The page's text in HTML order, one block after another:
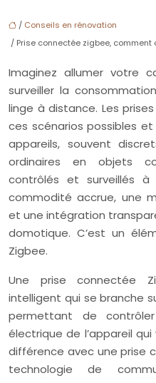
/ Conseils en rénovation
/ Prise connectée zigbee, comment
Imaginez allumer votre
surveiller la
linge à distance. Les
ces scénarios possibles
appareils, souvent
ordinaires en objets
contrôlés et surveillés à
commodité accrue, une
et une intégration
domotique. C’est un
Zigbee.
Une prise connectée
intelligent qui se branche
permettant de
électrique de l’appareil
différence avec une prise
technologie de